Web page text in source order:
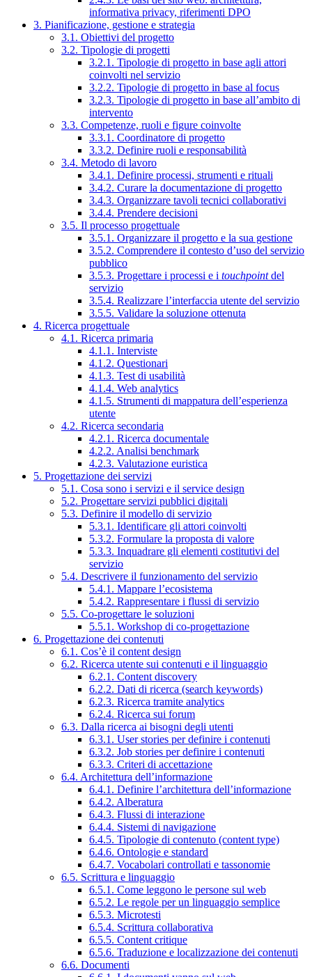
informativa privacy, riferimenti DPO
3. Pianificazione, gestione e strategia
3.1. Obiettivi del progetto
3.2. Tipologie di progetti
3.2.1. Tipologie di progetto in base agli attori
coinvolti nel servizio
3.2.2. Tipologie di progetto in base al focus
3.2.3. Tipologie di progetto in base all’ambito di
intervento
3.3. Competenze, ruoli e figure coinvolte
3.3.1. Coordinatore di progetto
3.3.2. Definire ruoli e responsabilità
3.4. Metodo di lavoro
3.4.1. Definire processi, strumenti e rituali
3.4.2. Curare la documentazione di progetto
3.4.3. Organizzare tavoli tecnici collaborativi
3.4.4. Prendere decisioni
3.5. Il processo progettuale
3.5.1. Organizzare il progetto e la sua gestione
3.5.2. Comprendere il contesto d’uso del servizio
pubblico
3.5.3. Progettare i processi e i touchpointdel
servizio
3.5.4. Realizzare l’interfaccia utente del servizio
3.5.5. Validare la soluzione ottenuta
4. Ricerca progettuale
4.1. Ricerca primaria
4.1.1. Interviste
4.1.2. Questionari
4.1.3. Test di usabilità
4.1.4. Web analytics
4.1.5. Strumenti di mappatura dell’esperienza
utente
4.2. Ricerca secondaria
4.2.1. Ricerca documentale
4.2.2. Analisi benchmark
4.2.3. Valutazione euristica
5. Progettazione dei servizi
5.1. Cosa sono i servizi e il service design
5.2. Progettare servizi pubblici digitali
5.3. Definire il modello di servizio
5.3.1. Identificare gli attori coinvolti
5.3.2. Formulare la proposta di valore
5.3.3. Inquadrare gli elementi costitutivi del
servizio
5.4. Descrivere il funzionamento del servizio
5.4.1. Mappare l’ecosistema
5.4.2. Rappresentare i flussi di servizio
5.5. Co-progettare le soluzioni
5.5.1. Workshop di co-progettazione
6. Progettazione dei contenuti
6.1. Cos’è il content design
6.2. Ricerca utente sui contenuti e il linguaggio
6.2.1. Content discovery
6.2.2. Dati di ricerca (search keywords)
6.2.3. Ricerca tramite analytics
6.2.4. Ricerca sui forum
6.3. Dalla ricerca ai bisogni degli utenti
6.3.1. User stories per definire i contenuti
6.3.2. Job stories per definire i contenuti
6.3.3. Criteri di accettazione
6.4. Architettura dell’informazione
6.4.1. Definire l’architettura dell’informazione
6.4.2. Alberatura
6.4.3. Flussi di interazione
6.4.4. Sistemi di navigazione
6.4.5. Tipologie di contenuto (content type)
6.4.6. Ontologie e standard
6.4.7. Vocabolari controllati e tassonomie
6.5. Scrittura e linguaggio
6.5.1. Come leggono le persone sul web
6.5.2. Le regole per un linguaggio semplice
6.5.3. Microtesti
6.5.4. Scrittura collaborativa
6.5.5. Content critique
6.5.6. Traduzione e localizzazione dei contenuti
6.6. Documenti